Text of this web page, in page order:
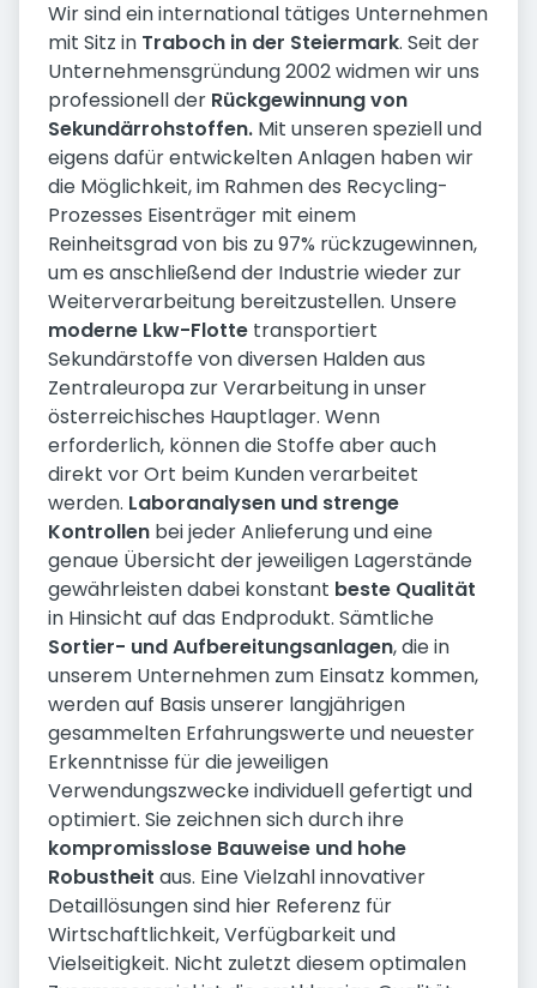
Wir sind ein international tätiges Unternehmen
mit Sitz in Traboch in der Steiermark. Seit der
Unternehmensgründung 2002 widmen wir uns
professionell der Rückgewinnung von
Sekundärrohstoffen. Mit unseren speziell und
eigens dafür entwickelten Anlagen haben wir
die Möglichkeit, im Rahmen des Recycling-
Prozesses Eisenträger mit einem
Reinheitsgrad von bis zu 97% rückzugewinnen,
um es anschließend der Industrie wieder zur
Weiterverarbeitung bereitzustellen. Unsere
moderne Lkw-Flotte transportiert
Sekundärstoffe von diversen Halden aus
Zentraleuropa zur Verarbeitung in unser
österreichisches Hauptlager. Wenn
erforderlich, können die Stoffe aber auch
direkt vor Ort beim Kunden verarbeitet
werden. Laboranalysen und strenge
Kontrollen bei jeder Anlieferung und eine
genaue Übersicht der jeweiligen Lagerstände
gewährleisten dabei konstant beste Qualität
in Hinsicht auf das Endprodukt. Sämtliche
Sortier- und Aufbereitungsanlagen, die in
unserem Unternehmen zum Einsatz kommen,
werden auf Basis unserer langjährigen
gesammelten Erfahrungswerte und neuester
Erkenntnisse für die jeweiligen
Verwendungszwecke individuell gefertigt und
optimiert. Sie zeichnen sich durch ihre
kompromisslose Bauweise und hohe
Robustheit aus. Eine Vielzahl innovativer
Detaillösungen sind hier Referenz für
Wirtschaftlichkeit, Verfügbarkeit und
Vielseitigkeit. Nicht zuletzt diesem optimalen